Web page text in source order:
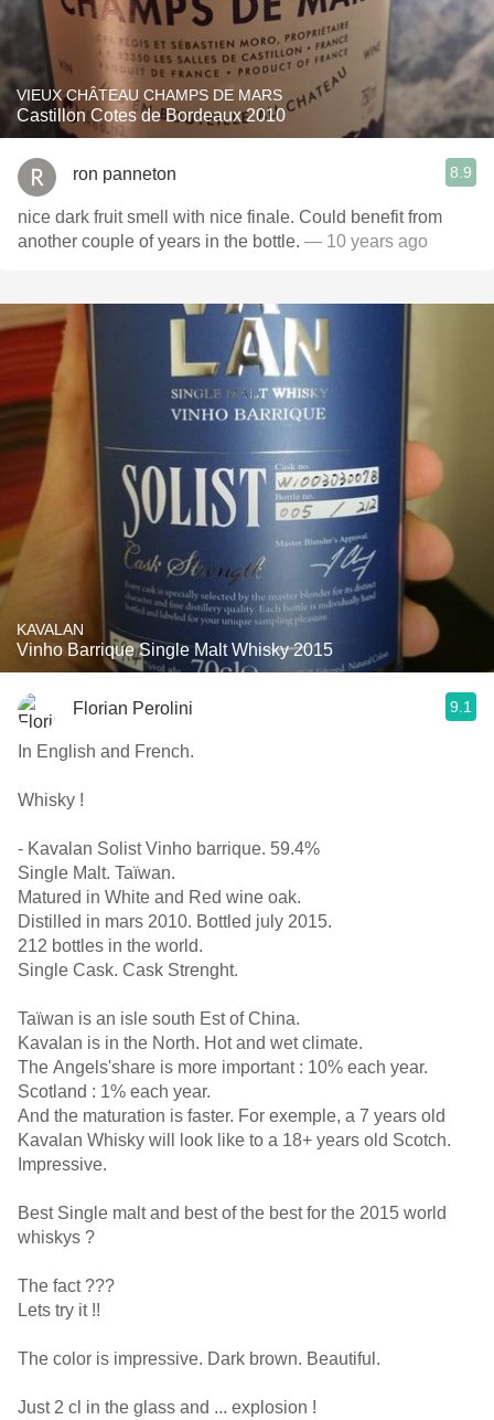
VIEUX CHÂTEAU CHAMPS DE MARS
Castillon Cotes de Bordeaux 2010
ron panneton 8.9
nice dark fruit smell with nice finale. Could benefit from
another couple of years in the bottle. — 10 years ago
KAVALAN
Vinho Barrique Single Malt Whisky 2015
Florian Perolini 9.1
In English and French.
Whisky !
- Kavalan Solist Vinho barrique. 59.4%
Single Malt. Taïwan.
Matured in White and Red wine oak.
Distilled in mars 2010. Bottled july 2015.
212 bottles in the world.
Single Cask. Cask Strenght.
Taïwan is an isle south Est of China.
Kavalan is in the North. Hot and wet climate.
The Angels'share is more important : 10% each year.
Scotland : 1% each year.
And the maturation is faster. For exemple, a 7 years old
Kavalan Whisky will look like to a 18+ years old Scotch.
Impressive.
Best Single malt and best of the best for the 2015 world
whiskys ?
The fact ???
Lets try it !!
The color is impressive. Dark brown. Beautiful.
Just 2 cl in the glass and ... explosion !